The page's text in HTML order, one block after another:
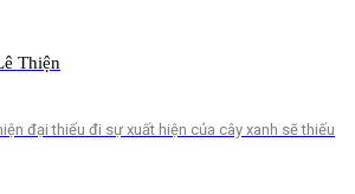
Thiện
đại thiếu đi sự xuất hiện của cây xanh sẽ thiếu